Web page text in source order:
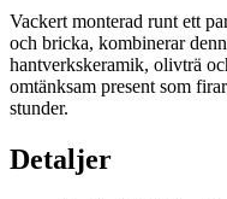
Vackert monterad runt ett
och bricka, kombinerar
hantverkskeramik, olivträ
omtänksam present som
stunder.
Detaljer